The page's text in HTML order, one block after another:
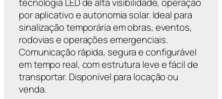
tecnologia LED de alta visibilidade, operação
por aplicativo e autonomia solar. Ideal para
sinalização temporária em obras, eventos,
rodovias e operações emergenciais.
Comunicação rápida, segura e configurável
em tempo real, com estrutura leve e fácil de
transportar. Disponível para locação ou
venda.